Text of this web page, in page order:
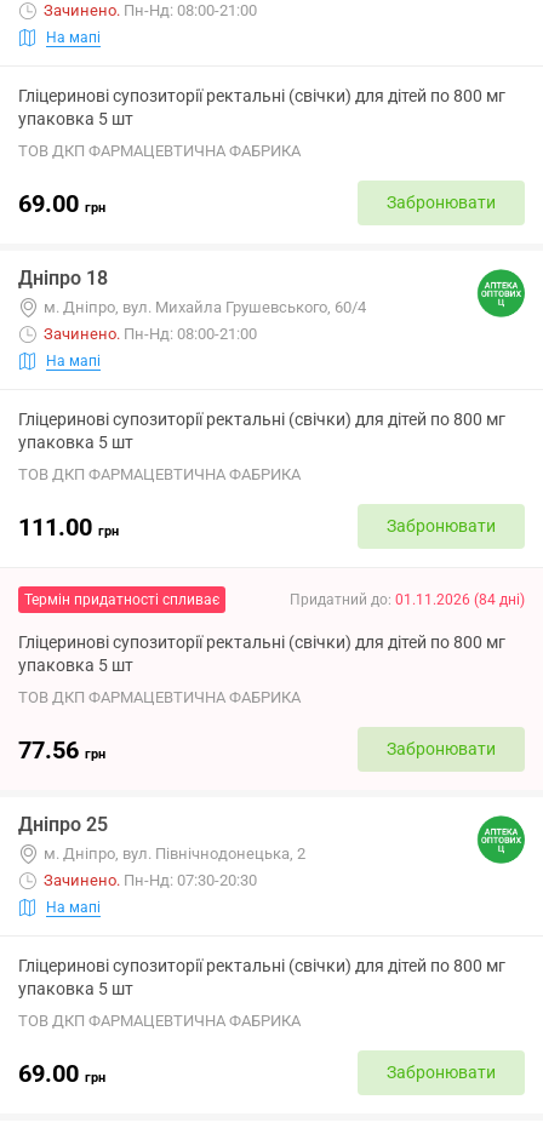
Зачинено. Пн-Нд: 08:00-21:00
На мапі
Гліцеринові супозиторії ректальні (свічки) для дітей по 800 мг
упаковка 5 шт
ТОВ ДКП ФАРМАЦЕВТИЧНА ФАБРИКА
69.00 грн Забронювати
Дніпро 18
м. Дніпро, вул. Михайла Грушевського, 60/4
Зачинено. Пн-Нд: 08:00-21:00
На мапі
Гліцеринові супозиторії ректальні (свічки) для дітей по 800 мг
упаковка 5 шт
ТОВ ДКП ФАРМАЦЕВТИЧНА ФАБРИКА
111.00 грн Забронювати
Термін придатності спливає Придатний до: 01.11.2026 (84 дні)
Гліцеринові супозиторії ректальні (свічки) для дітей по 800 мг
упаковка 5 шт
ТОВ ДКП ФАРМАЦЕВТИЧНА ФАБРИКА
77.56 грн Забронювати
Дніпро 25
м. Дніпро, вул. Північнодонецька, 2
Зачинено. Пн-Нд: 07:30-20:30
На мапі
Гліцеринові супозиторії ректальні (свічки) для дітей по 800 мг
упаковка 5 шт
ТОВ ДКП ФАРМАЦЕВТИЧНА ФАБРИКА
69.00 грн Забронювати